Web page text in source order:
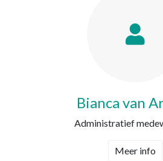
Bianca van
Administratief
Meer info